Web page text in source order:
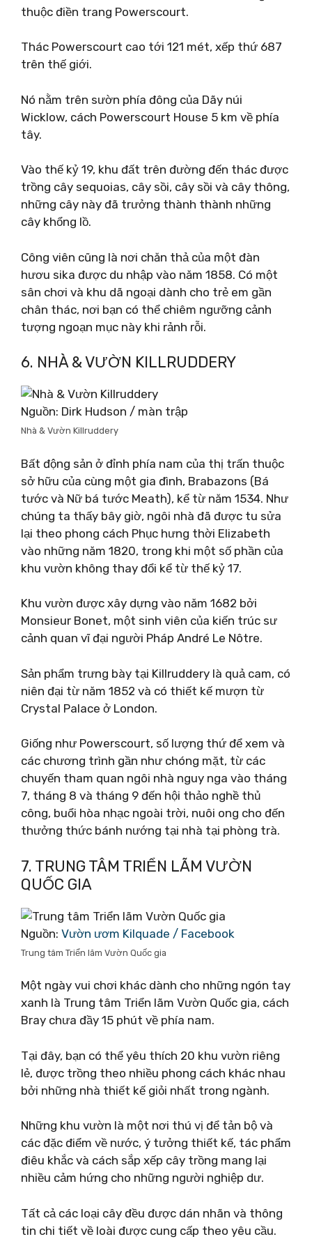
thuộc điền trang Powerscourt.
Thác Powerscourt cao tới 121 mét, xếp thứ 687
trên thế giới.
Nó nằm trên sườn phía đông của Dãy núi
Wicklow, cách Powerscourt House 5 km về phía
tây.
Vào thế kỷ 19, khu đất trên đường đến thác được
trồng cây sequoias, cây sồi, cây sồi và cây thông,
những cây này đã trưởng thành thành những
cây khổng lồ.
Công viên cũng là nơi chăn thả của một đàn
hươu sika được du nhập vào năm 1858. Có một
sân chơi và khu dã ngoại dành cho trẻ em gần
chân thác, nơi bạn có thể chiêm ngưỡng cảnh
tượng ngoạn mục này khi rảnh rỗi.
6. NHÀ & VƯỜN KILLRUDDERY
Nguồn: Dirk Hudson / màn trập
Nhà & Vườn Killruddery
Bất động sản ở đỉnh phía nam của thị trấn thuộc
sở hữu của cùng một gia đình, Brabazons (Bá
tước và Nữ bá tước Meath), kể từ năm 1534. Như
chúng ta thấy bây giờ, ngôi nhà đã được tu sửa
lại theo phong cách Phục hưng thời Elizabeth
vào những năm 1820, trong khi một số phần của
khu vườn không thay đổi kể từ thế kỷ 17.
Khu vườn được xây dựng vào năm 1682 bởi
Monsieur Bonet, một sinh viên của kiến ​​trúc sư
cảnh quan vĩ đại người Pháp André Le Nôtre.
Sản phẩm trưng bày tại Killruddery là quả cam, có
niên đại từ năm 1852 và có thiết kế mượn từ
Crystal Palace ở London.
Giống như Powerscourt, số lượng thứ để xem và
các chương trình gần như chóng mặt, từ các
chuyến tham quan ngôi nhà nguy nga vào tháng
7, tháng 8 và tháng 9 đến hội thảo nghề thủ
công, buổi hòa nhạc ngoài trời, nuôi ong cho đến
thưởng thức bánh nướng tại nhà tại phòng trà.
7. TRUNG TÂM TRIỂN LÃM VƯỜN
QUỐC GIA
Nguồn: Vườn ươm Kilquade / Facebook
Trung tâm Triển lãm Vườn Quốc gia
Một ngày vui chơi khác dành cho những ngón tay
xanh là Trung tâm Triển lãm Vườn Quốc gia, cách
Bray chưa đầy 15 phút về phía nam.
Tại đây, bạn có thể yêu thích 20 khu vườn riêng
lẻ, được trồng theo nhiều phong cách khác nhau
bởi những nhà thiết kế giỏi nhất trong ngành.
Những khu vườn là một nơi thú vị để tản bộ và
các đặc điểm về nước, ý tưởng thiết kế, tác phẩm
điêu khắc và cách sắp xếp cây trồng mang lại
nhiều cảm hứng cho những người nghiệp dư.
Tất cả các loại cây đều được dán nhãn và thông
tin chi tiết về loài được cung cấp theo yêu cầu.